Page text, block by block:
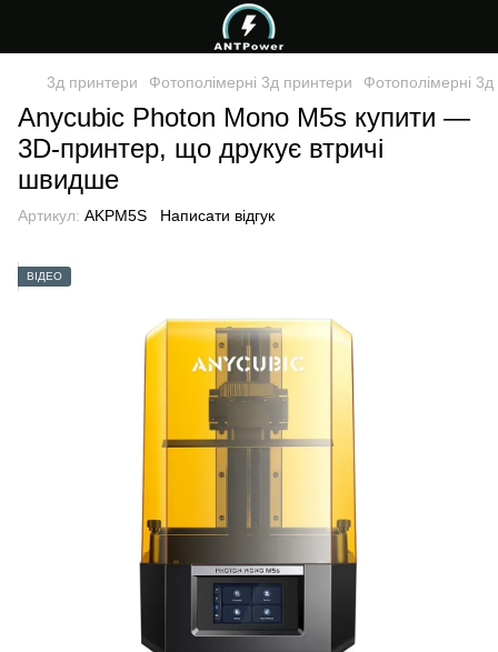
3д принтери Фотополімерні 3д принтери Фотополімерні
Anycubic Photon Mono M5s купити —
3D-принтер, що друкує втричі
швидше
Артикул: AKPM5S Написати відгук
ВІДЕО